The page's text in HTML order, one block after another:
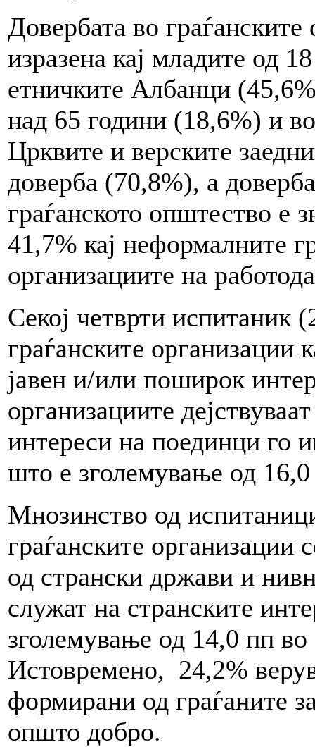
Довербата во
изразена кај младите од
етничките Албанци
над 65 години (18,6%) и
Црквите и верските
доверба (70,8%), а
граѓанското општество е
41,7% кај неформалните
организациите на
Секој четврти испитаник
граѓанските организации
јавен и/или поширок
организациите
интереси на поединци го
што е зголемување од
Мнозинство од
граѓанските организации
од странски држави и
служат на странските
зголемување од 14,0 пп
Истовремено, 24,2%
формирани од граѓаните
општо добро.